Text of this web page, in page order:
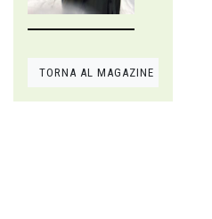
TORNA AL MAGAZINE